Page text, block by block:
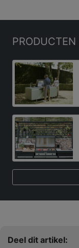
PRODUCTEN
Deel dit artikel: